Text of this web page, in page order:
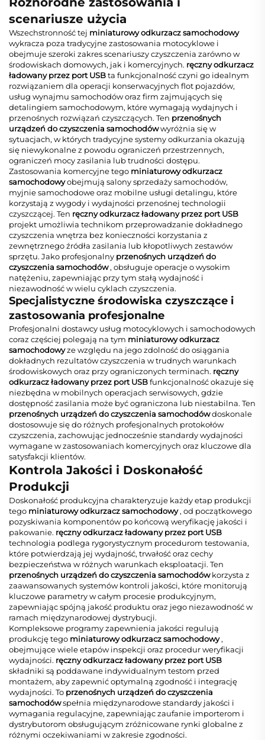
scenariusze użycia
Wszechstronność tej miniaturowy odkurzacz samochodowy
wykracza poza tradycyjne zastosowania motocyklowe i
obejmuje szeroki zakres scenariuszy czyszczenia zarówno w
środowiskach domowych, jak i komercyjnych. ręczny odkurzacz
ładowany przez port USBta funkcjonalność czyni go idealnym
rozwiązaniem dla operacji konserwacyjnych flot pojazdów,
usług wynajmu samochodów oraz firm zajmujących się
detalingiem samochodowym, które wymagają wydajnych i
przenośnych rozwiązań czyszczących. Ten przenośnych
urządzeń do czyszczenia samochodówwyróżnia się w
sytuacjach, w których tradycyjne systemy odkurzania okazują
się niewykonalne z powodu ograniczeń przestrzennych,
ograniczeń mocy zasilania lub trudności dostępu.
Zastosowania komercyjne tego miniaturowy odkurzacz
samochodowyobejmują salony sprzedaży samochodów,
myjnie samochodowe oraz mobilne usługi detalingu, które
korzystają z wygody i wydajności przenośnej technologii
czyszczącej. Ten ręczny odkurzacz ładowany przez port USB
projekt umożliwia technikom przeprowadzanie dokładnego
czyszczenia wnętrza bez konieczności korzystania z
zewnętrznego źródła zasilania lub kłopotliwych zestawów
sprzętu. Jako profesjonalny przenośnych urządzeń do
czyszczenia samochodów, obsługuje operacje o wysokim
natężeniu, zapewniając przy tym stałą wydajność i
niezawodność w wielu cyklach czyszczenia.
Specjalistyczne środowiska czyszczące i
zastosowania profesjonalne
Profesjonalni dostawcy usług motocyklowych i samochodowych
coraz częściej polegają na tym miniaturowy odkurzacz
samochodowyze względu na jego zdolność do osiągania
dokładnych rezultatów czyszczenia w trudnych warunkach
środowiskowych oraz przy ograniczonych terminach. ręczny
odkurzacz ładowany przez port USBfunkcjonalność okazuje się
niezbędna w mobilnych operacjach serwisowych, gdzie
dostępność zasilania może być ograniczona lub niestabilna. Ten
przenośnych urządzeń do czyszczenia samochodówdoskonale
dostosowuje się do różnych profesjonalnych protokołów
czyszczenia, zachowując jednocześnie standardy wydajności
wymagane w zastosowaniach komercyjnych oraz kluczowe dla
satysfakcji klientów.
Kontrola Jakości i Doskonałość
Produkcji
Doskonałość produkcyjna charakteryzuje każdy etap produkcji
tego miniaturowy odkurzacz samochodowy, od początkowego
pozyskiwania komponentów po końcową weryfikację jakości i
pakowanie. ręczny odkurzacz ładowany przez port USB
technologia podlega rygorystycznym procedurom testowania,
które potwierdzają jej wydajność, trwałość oraz cechy
bezpieczeństwa w różnych warunkach eksploatacji. Ten
przenośnych urządzeń do czyszczenia samochodówkorzysta z
zaawansowanych systemów kontroli jakości, które monitorują
kluczowe parametry w całym procesie produkcyjnym,
zapewniając spójną jakość produktu oraz jego niezawodność w
ramach międzynarodowej dystrybucji.
Kompleksowe programy zapewnienia jakości regulują
produkcję tego miniaturowy odkurzacz samochodowy,
obejmujące wiele etapów inspekcji oraz procedur weryfikacji
wydajności. ręczny odkurzacz ładowany przez port USB
składniki są poddawane indywidualnym testom przed
montażem, aby zapewnić optymalną zgodność i integrację
wydajności. To przenośnych urządzeń do czyszczenia
samochodówspełnia międzynarodowe standardy jakości i
wymagania regulacyjne, zapewniając zaufanie importerom i
dystrybutorom obsługującym zróżnicowane rynki globalne z
różnymi oczekiwaniami w zakresie zgodności.